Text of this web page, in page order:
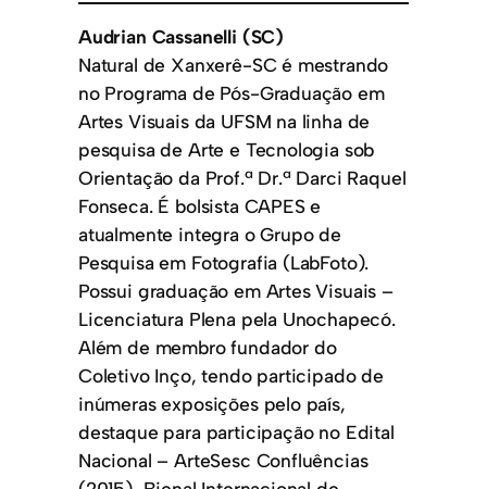
Audrian Cassanelli (SC)
Natural de Xanxerê-SC é mestrando
no Programa de Pós-Graduação em
Artes Visuais da UFSM na linha de
pesquisa de Arte e Tecnologia sob
Orientação da Prof.ª Dr.ª Darci Raquel
Fonseca. É bolsista CAPES e
atualmente integra o Grupo de
Pesquisa em Fotografia (LabFoto).
Possui graduação em Artes Visuais –
Licenciatura Plena pela Unochapecó.
Além de membro fundador do
Coletivo Inço, tendo participado de
inúmeras exposições pelo país,
destaque para participação no Edital
Nacional – ArteSesc Confluências